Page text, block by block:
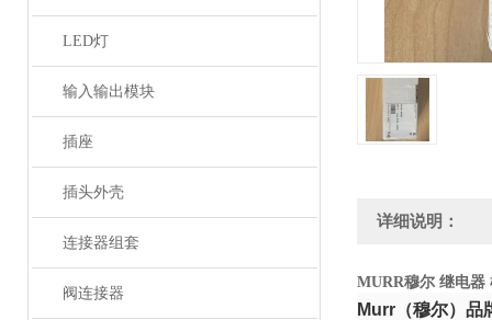
LED灯
输入输出模块
插座
插头外壳
连接器组套
阀连接器
详细说明：
MURR穆尔 继电器
Murr （穆尔）品